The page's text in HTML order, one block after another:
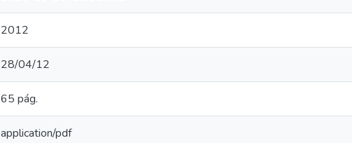
2012
28/04/12
65 pág.
application/pdf